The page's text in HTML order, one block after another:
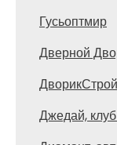
Гусьоптмир
Дверной
ДворикСтрой
Джедай,